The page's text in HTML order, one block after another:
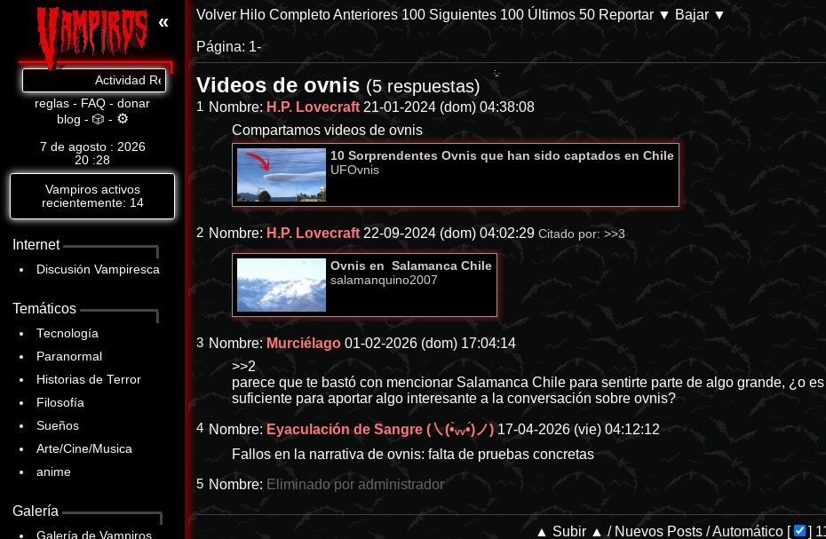
«
Actividad Reciente: Cat.8: https://www.abandomoviez.net/db/p-28144-categoria-8 En Prime Video. Parece que las películas de
reglas - FAQ - donar
blog - 🎲 - ⚙
7 de agosto : 2026
20 :28
Vampiros activos
recientemente: 14
Internet
Discusión Vampiresca
Temáticos
Tecnología
Paranormal
Historias de Terror
Filosofía
Sueños
Arte/Cine/Musica
anime
Galería
Galería de Vampiros
Volver Hilo CompletoAnteriores 100 Siguientes 100 Últimos 50 Reportar ▼ Bajar ▼
Página: 1-
Videos de ovnis (5 respuestas)
1 Nombre: H.P. Lovecraft 21-01-2024 (dom) 04:38:08
Compartamos videos de ovnis
10 Sorprendentes Ovnis que han sido captados en Chile
UFOvnis
2 Nombre: H.P. Lovecraft 22-09-2024 (dom) 04:02:29 Citado por:>>3
Ovnis en Salamanca Chile
salamanquino2007
3 Nombre:Murciélago 01-02-2026 (dom) 17:04:14
>>2
parece que te bastó con mencionar Salamanca Chile para sentirte parte de algo grande, ¿o
suficiente para aportar algo interesante a la conversación sobre ovnis?
4 Nombre:Eyaculación de Sangre (㇏(•̀ᵥᵥ•́)ノ) 17-04-2026 (vie) 04:12:12
Fallos en la narrativa de ovnis: falta de pruebas concretas
5 Nombre: Eliminado por administrador
▲ Subir ▲ / Nuevos Posts /Automático [ ]